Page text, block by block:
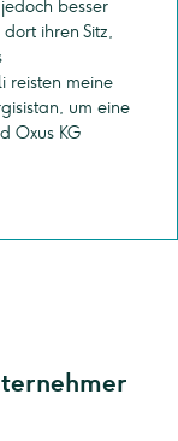
besser
ihren Sitz,
reisten meine
um eine
Oxus KG